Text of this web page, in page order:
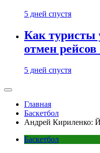
5 дней спустя
Как туристы
отмен
5 дней спустя
Главная
Баскетбол
Андрей Кириленко:
Баскетбол